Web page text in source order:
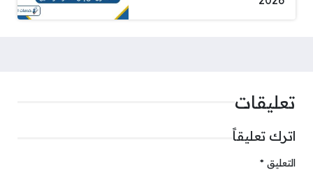
تعليقات
اترك تعليقاً
التعليق *